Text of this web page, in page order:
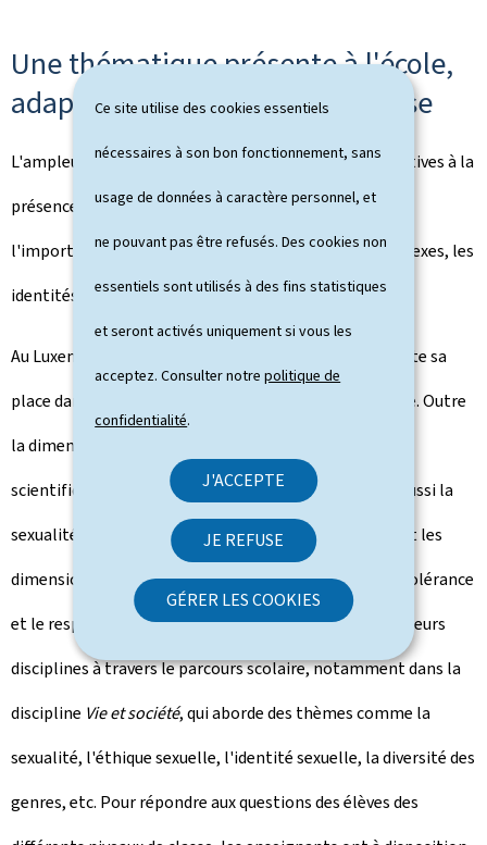
Ce site utilise des cookies essentiels
nécessaires à son bon fonctionnement, sans
usage de données à caractère personnel, et
ne pouvant pas être refusés. Des cookies non
essentiels sont utilisés à des fins statistiques
et seront activés uniquement si vous les
acceptez. Consulter notrepolitique de
confidentialité.
J'ACCEPTE
JE REFUSE
GÉRER LES COOKIES
Une thématique présente à l'école,
adaptée selon le niveau de classe
L'ampleur du débat soulevé par les deux pétitions relatives à la
présence des thèmes du LGBTIQ+ à l'école confirme
l'importance d'y thématiser les différences entre les sexes, les
identités de genre et les orientations sexuelles.
Au Luxembourg, l'éducation sexuelle et affective a toute sa
place dans l'enseignement fondamental et secondaire. Outre
la dimension biologique fondée sur les connaissances
scientifiques de la sexualité humaine, l'école aborde aussi la
sexualité dans sa dimension humaine, qui met en avant les
dimensions émotionnelles, affectives et sociales. La tolérance
et le respect de la diversité sont thématisés dans plusieurs
disciplines à travers le parcours scolaire, notamment dans la
discipline Vie et société, qui aborde des thèmes comme la
sexualité, l'éthique sexuelle, l'identité sexuelle, la diversité des
genres, etc. Pour répondre aux questions des élèves des